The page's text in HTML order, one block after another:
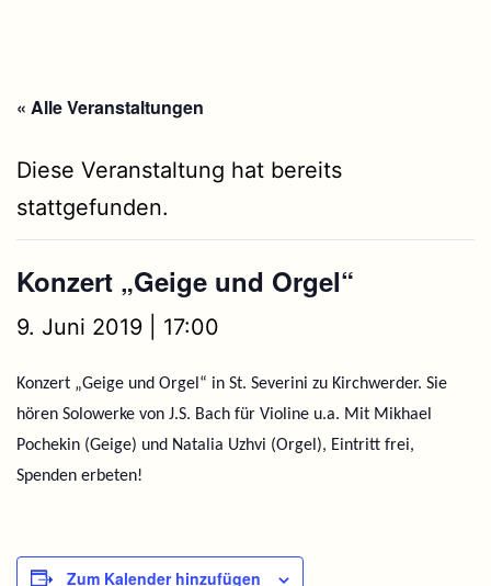
« Alle Veranstaltungen
Diese Veranstaltung hat bereits
stattgefunden.
Konzert „Geige und Orgel“
9. Juni 2019 | 17:00
Konzert „Geige und Orgel“ in St. Severini zu Kirchwerder. Sie
hören Solowerke von J.S. Bach für Violine u.a. Mit Mikhael
Pochekin (Geige) und Natalia Uzhvi (Orgel), Eintritt frei,
Spenden erbeten!
Zum Kalender hinzufügen